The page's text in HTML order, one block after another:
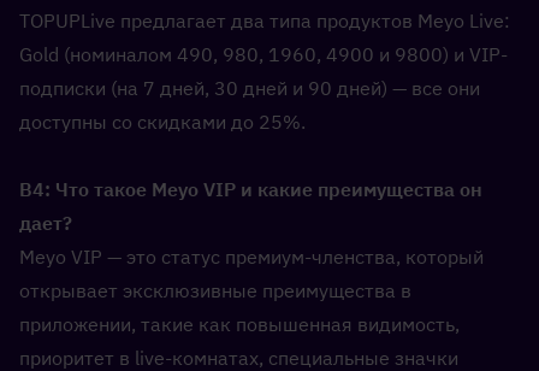
TOPUPLive предлагает два типа продуктов Meyo Live:
Gold (номиналом 490, 980, 1960, 4900 и 9800) и VIP-
подписки (на 7 дней, 30 дней и 90 дней) — все они
доступны со скидками до 25%.
В4: Что такое Meyo VIP и какие преимущества он
дает?
Meyo VIP — это статус премиум-членства, который
открывает эксклюзивные преимущества в
приложении, такие как повышенная видимость,
приоритет в live-комнатах, специальные значки